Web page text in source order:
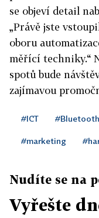
se objeví detail
„Právě jste
oboru
měřící techniky.“
spotů bude
zajímavou
#ICT #Bluetooth
#marketing
Nudíte se na
Vyřešte